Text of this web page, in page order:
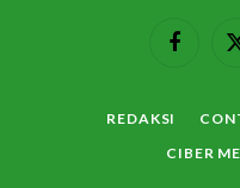
REDAKSI
CIBER